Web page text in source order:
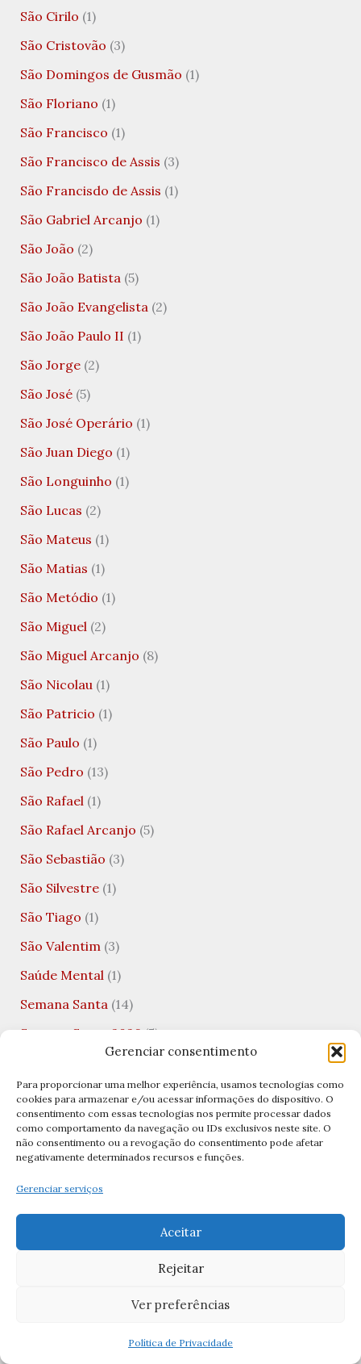
Gerenciar consentimento
Para proporcionar uma melhor experiência, usamos tecnologias como
cookies para armazenar e/ou acessar informações do dispositivo. O
consentimento com essas tecnologias nos permite processar dados
como comportamento da navegação ou IDs exclusivos neste site. O
não consentimento ou a revogação do consentimento pode afetar
negativamente determinados recursos e funções.
Gerenciar serviços
Aceitar
Rejeitar
Ver preferências
Política de Privacidade
São Cirilo (1)
São Cristovão (3)
São Domingos de Gusmão (1)
São Floriano (1)
São Francisco (1)
São Francisco de Assis (3)
São Francisdo de Assis (1)
São Gabriel Arcanjo (1)
São João (2)
São João Batista(5)
São João Evangelista(2)
São João Paulo II (1)
São Jorge(2)
São José(5)
São José Operário (1)
São Juan Diego (1)
São Longuinho (1)
São Lucas (2)
São Mateus (1)
São Matias (1)
São Metódio (1)
São Miguel(2)
São Miguel Arcanjo (8)
São Nicolau(1)
São Patricio (1)
São Paulo (1)
São Pedro (13)
São Rafael(1)
São Rafael Arcanjo (5)
São Sebastião (3)
São Silvestre(1)
São Tiago (1)
São Valentim(3)
Saúde Mental(1)
Semana Santa(14)
Semana Santa 2026 (5)
sexta-feira santa(6)
Significados das Imagens(11)
Significados das Orações(1)